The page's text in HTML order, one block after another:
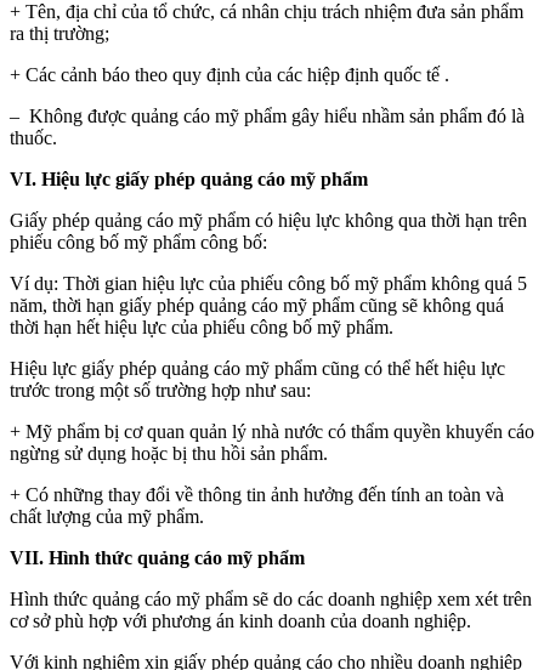
+ Tên, địa chỉ của tổ chức, cá nhân chịu trách nhiệm đưa sản phẩm
ra thị trường;
+ Các cảnh báo theo quy định của các hiệp định quốc tế .
– Không được quảng cáo mỹ phẩm gây hiểu nhầm sản phẩm đó là
thuốc.
VI. Hiệu lực giấy phép quảng cáo mỹ phẩm
Giấy phép quảng cáo mỹ phẩm có hiệu lực không qua thời hạn trên
phiếu công bố mỹ phẩm công bố:
Ví dụ: Thời gian hiệu lực của phiếu công bố mỹ phẩm không quá 5
năm, thời hạn giấy phép quảng cáo mỹ phẩm cũng sẽ không quá
thời hạn hết hiệu lực của phiếu công bố mỹ phẩm.
Hiệu lực giấy phép quảng cáo mỹ phẩm cũng có thể hết hiệu lực
trước trong một số trường hợp như sau:
+ Mỹ phẩm bị cơ quan quản lý nhà nước có thẩm quyền khuyến cáo
ngừng sử dụng hoặc bị thu hồi sản phẩm.
+ Có những thay đổi về thông tin ảnh hưởng đến tính an toàn và
chất lượng của mỹ phẩm.
VII. Hình thức quảng cáo mỹ phẩm
Hình thức quảng cáo mỹ phẩm sẽ do các doanh nghiệp xem xét trên
cơ sở phù hợp với phương án kinh doanh của doanh nghiệp.
Với kinh nghiệm xin giấy phép quảng cáo cho nhiều doanh nghiệp